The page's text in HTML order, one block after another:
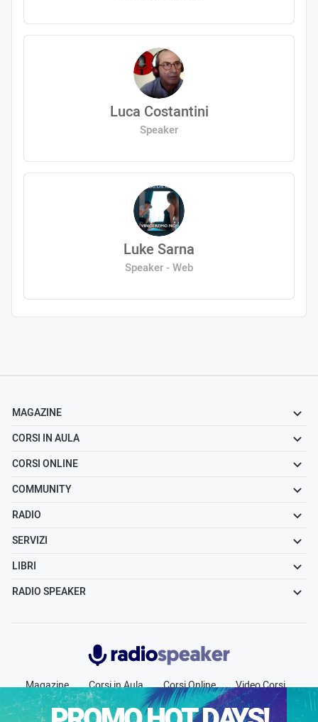
Luca Costantini
Speaker
Luke Sarna
Speaker - Web
MAGAZINE
CORSI IN AULA
CORSI ONLINE
COMMUNITY
RADIO
SERVIZI
LIBRI
RADIO SPEAKER
Radiospeaker.it
Magazine Corsi in Aula Corsi Online
Video Corsi
Community
Radio Jobs Chi siamo
Contatti